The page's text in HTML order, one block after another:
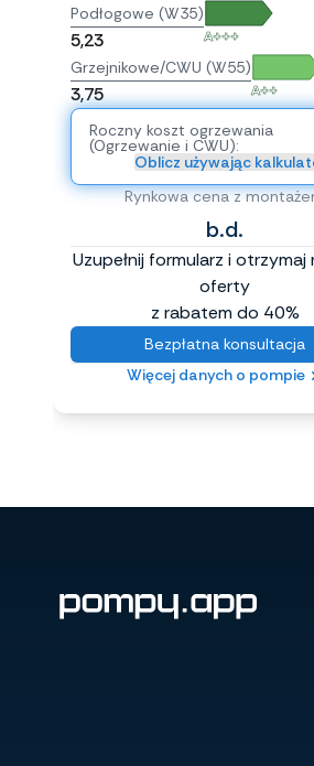
Podłogowe (W35)
5,23 A+++
Grzejnikowe/CWU (W55)
3,75 A++
Roczny koszt ogrzewania
(Ogrzewanie i CWU):
Oblicz używając
Rynkowa cena z
b.d.
Uzupełnij formularz i otrzymaj
oferty
z rabatem do 40%
Bezpłatna konsultacja
Więcej danych o pompie